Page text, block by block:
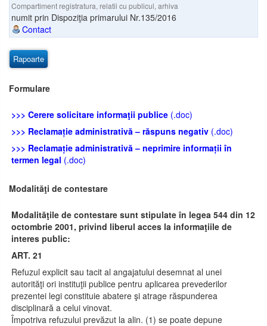
Compartiment registratura, relatii cu publicul, arhiva
numit prin Dispoziţia primarului Nr.135/2016
Contact
Rapoarte
Formulare
>>> Cerere solicitare informaţii publice (.doc)
>>> Reclamație administrativă – răspuns negativ (.doc)
>>> Reclamație administrativă – neprimire informații în
termen legal (.doc)
Modalităţi de contestare
Modalităţile de contestare sunt stipulate în legea 544 din 12
octombrie 2001, privind liberul acces la informaţiile de
interes public:
ART. 21
Refuzul explicit sau tacit al angajatului desemnat al unei
autorităţi ori instituţii publice pentru aplicarea prevederilor
prezentei legi constituie abatere şi atrage răspunderea
disciplinară a celui vinovat.
Împotriva refuzului prevăzut la alin. (1) se poate depune